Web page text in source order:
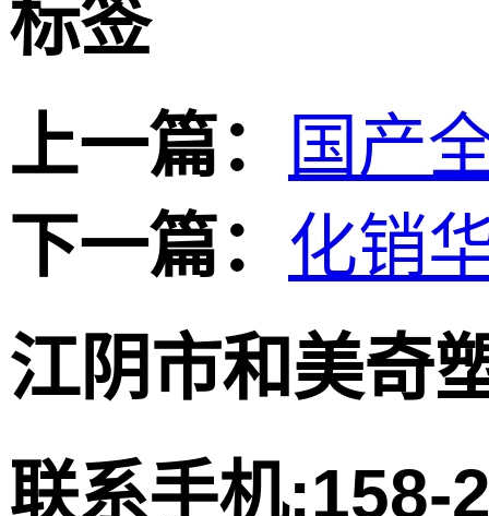
标签
上一篇：
国产
下一篇： 化销
江阴市和美奇
联系手机:158-